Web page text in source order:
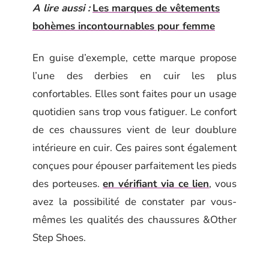
A lire aussi : Les marques de vêtements
bohèmes incontournables pour femme
En guise d’exemple, cette marque propose
l’une des derbies en cuir les plus
confortables. Elles sont faites pour un usage
quotidien sans trop vous fatiguer. Le confort
de ces chaussures vient de leur doublure
intérieure en cuir. Ces paires sont également
conçues pour épouser parfaitement les pieds
des porteuses.en vérifiant via ce lien, vous
avez la possibilité de constater par vous-
mêmes les qualités des chaussures &Other
Step Shoes.